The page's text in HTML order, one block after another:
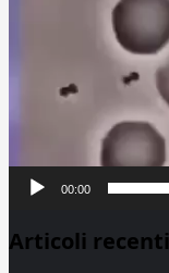
00:00
Articoli recenti